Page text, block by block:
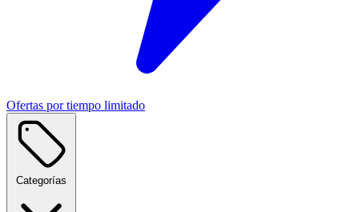
Ofertas por tiempo limitado
Categorías